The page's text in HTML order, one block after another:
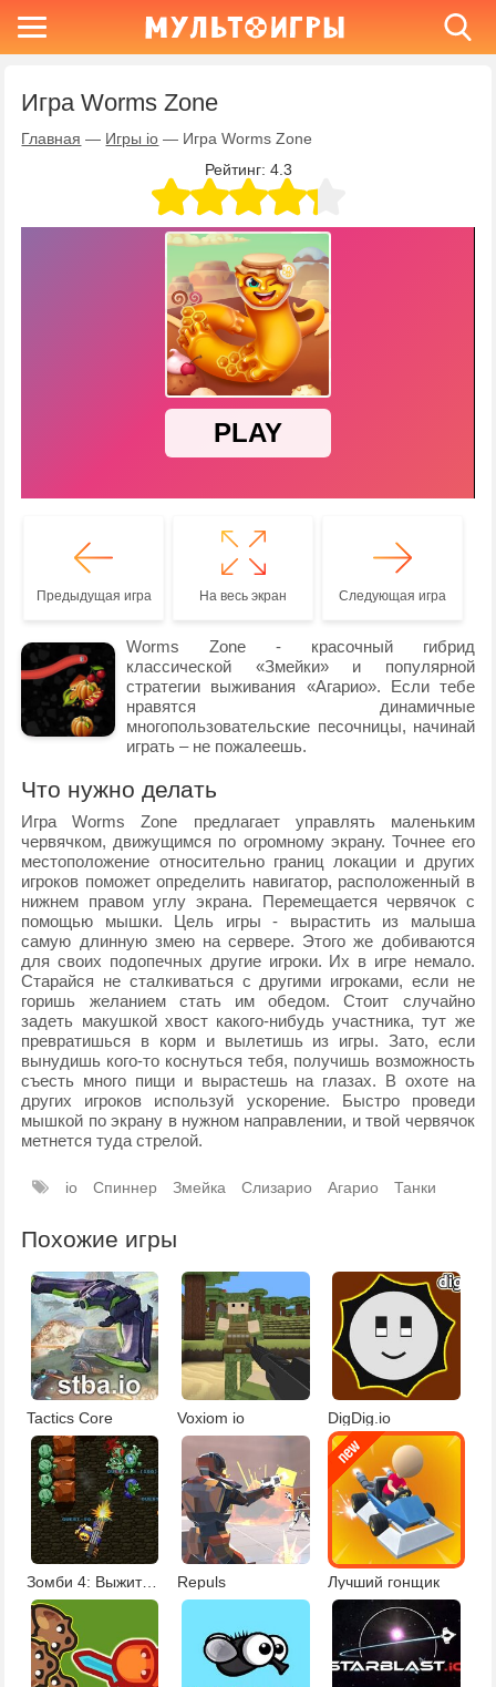
Игра Worms Zone
Главная — Игры io — Игра Worms Zone
Рейтинг: 4.3
Предыдущая игра На весь экран Следующая игра
Worms Zone - красочный гибрид
классической «Змейки» и популярной
стратегии выживания «Агарио». Если тебе
нравятся динамичные
многопользовательские песочницы, начинай
играть – не пожалеешь.
Что нужно делать
Игра Worms Zone предлагает управлять маленьким
червячком, движущимся по огромному экрану. Точнее его
местоположение относительно границ локации и других
игроков поможет определить навигатор, расположенный в
нижнем правом углу экрана. Перемещается червячок с
помощью мышки. Цель игры - вырастить из малыша
самую длинную змею на сервере. Этого же добиваются
для своих подопечных другие игроки. Их в игре немало.
Старайся не сталкиваться с другими игроками, если не
горишь желанием стать им обедом. Стоит случайно
задеть макушкой хвост какого-нибудь участника, тут же
превратишься в корм и вылетишь из игры. Зато, если
вынудишь кого-то коснуться тебя, получишь возможность
съесть много пищи и вырастешь на глазах. В охоте на
других игроков используй ускорение. Быстро проведи
мышкой по экрану в нужном направлении, и твой червячок
метнется туда стрелой.
io Спиннер Змейка Слизарио Агарио Танки
Похожие игры
Tactics Core Voxiom io DigDig.io
Зомби 4: Выжить в зомби-апокалипсисе Repuls Лучший гонщик